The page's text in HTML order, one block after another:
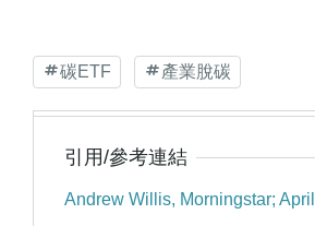
碳ETF 產業脫碳
引用/參考連結
Andrew Willis, Morningstar;